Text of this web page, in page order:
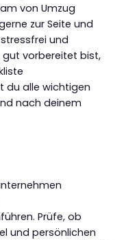
von Umzug
zur Seite und
und
vorbereitet bist,
du alle wichtigen
nach deinem
Prüfe, ob
und persönlichen